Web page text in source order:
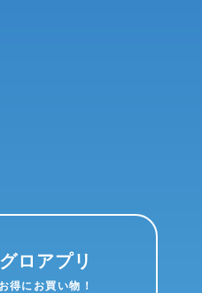
ロアプリ
得にお買い物！